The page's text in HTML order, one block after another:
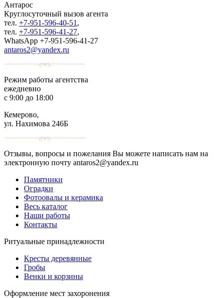
Антарос
Круглосуточный вызов агента
тел. +7-951-596-40-51 ,
тел. +7-951-596-41-27,
WhatsApp +7-951-596-41-27
antaros2@yandex.ru
Режим работы агентства
ежедневно
с 9:00 до 18:00
Кемерово,
ул. Нахимова 246Б
Отзывы, вопросы и пожелания Вы можете написать нам на
электронную почту antaros2@yandex.ru
Памятники
Оградки
Фотоовалы и керамика
Весь каталог
Наши работы
Контакты
Ритуальные принадлежности
Кресты деревянные
Гробы
Венки и корзины
Оформление мест захоронения